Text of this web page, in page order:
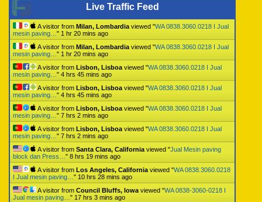
Live Traffic Feed
A visitor from Milan, Lombardia viewed "WA 0838.3060.0218 I Jual
mesin paving… " 1 hr 20 mins ago
A visitor from Milan, Lombardia viewed "WA 0838.3060.0218 I Jual
mesin paving… " 1 hr 20 mins ago
A visitor from Lisbon, Lisboa viewed "WA 0838.3060.0218 I Jual
mesin paving… " 4 hrs 45 mins ago
A visitor from Lisbon, Lisboa viewed "WA 0838.3060.0218 I Jual
mesin paving… " 4 hrs 45 mins ago
A visitor from Lisbon, Lisboa viewed "WA 0838.3060.0218 I Jual
mesin paving… " 7 hrs 2 mins ago
A visitor from Lisbon, Lisboa viewed "WA 0838.3060.0218 I Jual
mesin paving… " 7 hrs 2 mins ago
A visitor from Santa Clara, California viewed "Jual Mesin paving
block dan Press… " 8 hrs 19 mins ago
A visitor from Los Angeles, California viewed "WA 0838.3060.0218
I Jual mesin paving… " 10 hrs 28 mins ago
A visitor from Council Bluffs, Iowa viewed "WA 0838-3060-0218 I
Jual mesin paving… " 17 hrs 3 mins ago